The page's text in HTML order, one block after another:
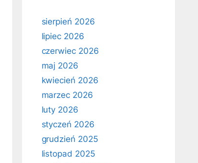
sierpień 2026
lipiec 2026
czerwiec 2026
maj 2026
kwiecień 2026
marzec 2026
luty 2026
styczeń 2026
grudzień 2025
listopad 2025